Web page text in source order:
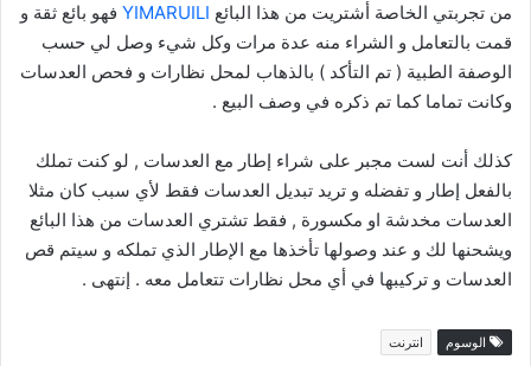
من تجربتي الخاصة أشتريت من هذا البائع YIMARUILI فهو بائع ثقة و
قمت بالتعامل و الشراء منه عدة مرات وكل شيء وصل لي حسب
الوصفة الطبية ( تم التأكد ) بالذهاب لمحل نظارات و فحص العدسات
وكانت تماما كما تم ذكره في وصف البيع .
كذلك أنت لست مجبر على شراء إطار مع العدسات , لو كنت تملك
بالفعل إطار و تفضله و تريد تبديل العدسات فقط لأي سبب كان مثلا
العدسات مخدشة او مكسورة , فقط تشتري العدسات من هذا البائع
ويشحنها لك و عند وصولها تأخذها مع الإطار الذي تملكه و سيتم قص
العدسات و تركيبها في أي محل نظارات تتعامل معه . إنتهى .
الوسوم انترنت